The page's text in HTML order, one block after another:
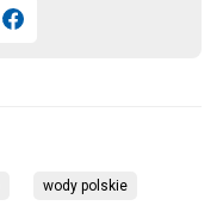
wody polskie